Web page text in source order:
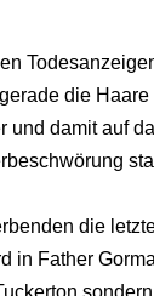
die Haare
und damit auf
die
in Father